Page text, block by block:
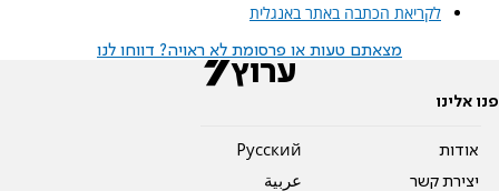
לקריאת הכתבה באתר באנגלית
מצאתם טעות או פרסומת לא ראויה? דווחו לנו
פנו אלינו
אודות
יצירת קשר
Pусский
عربية